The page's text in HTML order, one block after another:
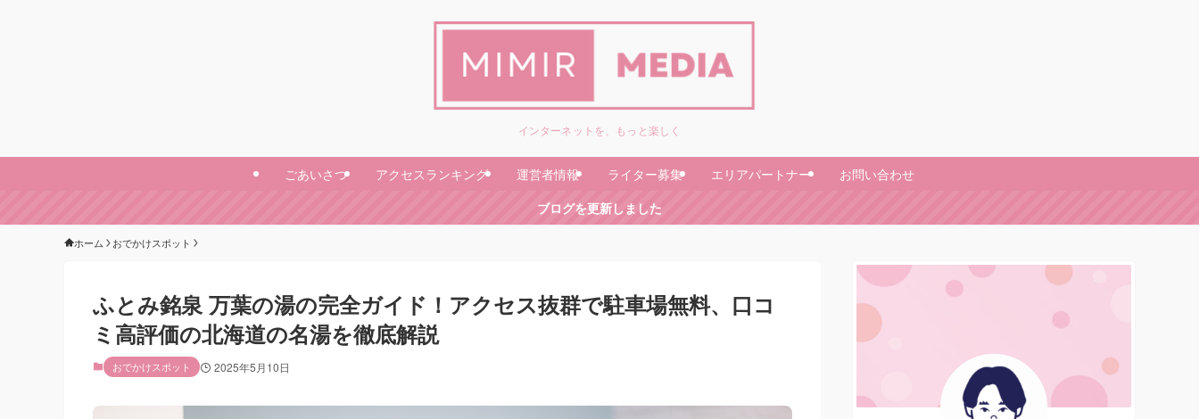
インターネットを、もっと楽しく
ごあいさつ アクセスランキング 運営者情報 ライター募集 エリアパートナー
お問い合わせ
ブログを更新しました
ホーム おでかけスポット
ふとみ銘泉 万葉の湯の完全ガイド！アクセス抜群で駐車場無料、口コ
ミ高評価の北海道の名湯を徹底解説
おでかけスポット 2025年5月10日